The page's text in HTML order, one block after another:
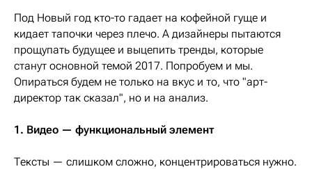
Под Новый год кто-то гадает на кофейной гуще и
кидает тапочки через плечо. А дизайнеры пытаются
прощупать будущее и выцепить тренды, которые
станут основной темой 2017. Попробуем и мы.
Опираться будем не только на вкус и то, что "арт-
директор так сказал", но и на анализ.
1. Видео — функциональный элемент
Тексты — слишком сложно, концентрироваться нужно.